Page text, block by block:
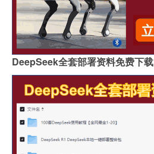
DeepSeek全套部署资料免费下载